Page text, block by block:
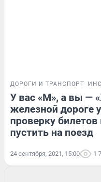
ДОРОГИ И ТРАНСПОРТ
У вас «М», а вы —
железной дороге
проверку
пустить на поезд
24 сентября, 2021, 15:00 1